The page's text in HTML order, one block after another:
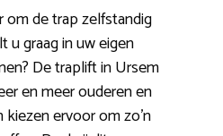
de trap zelfstandig
u graag in uw eigen
De traplift in Ursem
en meer ouderen en
ervoor om zo’n